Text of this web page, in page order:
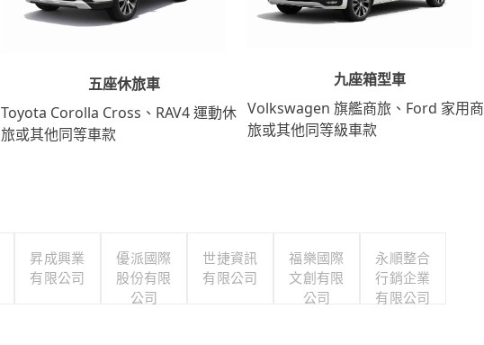
五座休旅車
Toyota Corolla Cross、RAV4 運動休
旅或其他同等車款
九座箱型車
Volkswagen 旗艦商旅、Ford 家用商
旅或其他同等級車款
昇成興業
有限公司
優派國際
股份有限
公司
世捷資訊
有限公司
福樂國際
文創有限
公司
永順整合
行銷企業
有限公司